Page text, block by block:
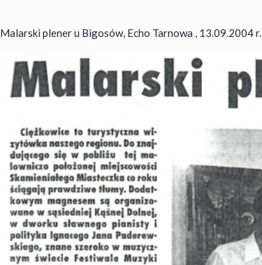
Malarski plener u Bigosów, Echo Tarnowa , 13.09.2004 r.